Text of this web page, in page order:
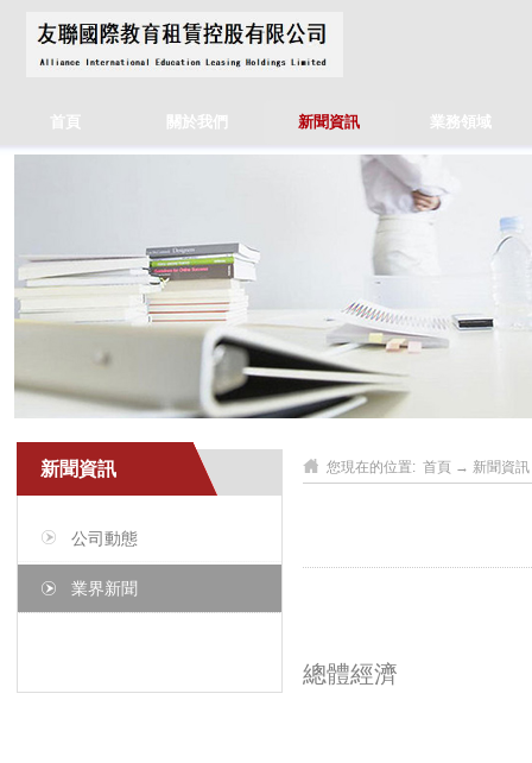
首頁 關於我們 新聞資訊 業務領域
新聞資訊
公司動態
業界新聞
您現在的位置: 首頁 → 新聞資訊
總體經濟